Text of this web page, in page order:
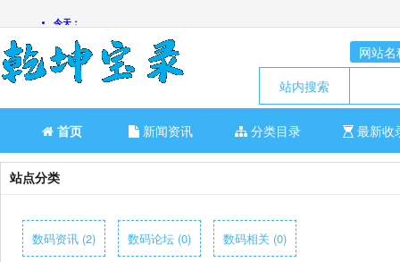
网站名
站内搜索
首页 新闻资讯 分类目录 最新收
站点分类
数码资讯 (2) 数码论坛 (0) 数码相关 (0)